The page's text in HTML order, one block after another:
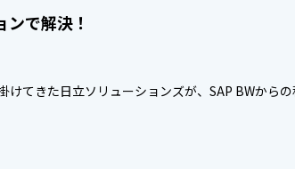
で解決！
てきた日立ソリューションズが、SAP BWから